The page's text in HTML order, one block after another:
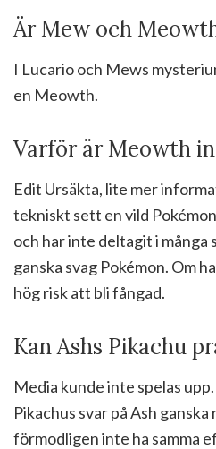
Är Mew och
I Lucario och Mews
en Meowth.
Varför är Meowth
Edit Ursäkta, lite mer
tekniskt sett en vild
och har inte deltagit i många
ganska svag Pokémon. Om
hög risk att bli fångad.
Kan Ashs Pikachu
Media kunde inte spelas
Pikachus svar på Ash
förmodligen inte ha samma